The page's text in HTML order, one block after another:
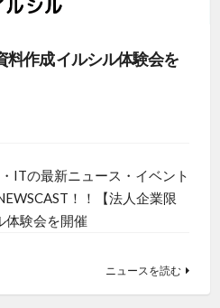
料作成 イルシル体験会を
ITの最新ニュース・イベント
！！【法人企業限
体験会を開催
ニュースを読む